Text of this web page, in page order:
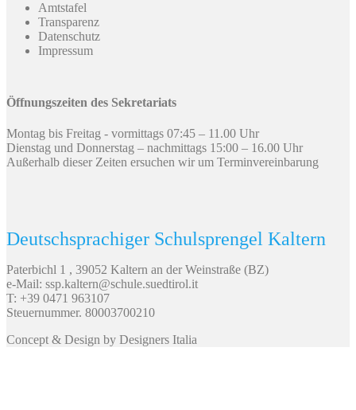
Amtstafel
Transparenz
Datenschutz
Impressum
Öffnungszeiten des Sekretariats
Montag bis Freitag - vormittags 07:45 – 11.00 Uhr
Dienstag und Donnerstag – nachmittags 15:00 – 16.00 Uhr
Außerhalb dieser Zeiten ersuchen wir um Terminvereinbarung
Deutschsprachiger Schulsprengel Kaltern
Paterbichl 1 , 39052 Kaltern an der Weinstraße (BZ)
e-Mail: ssp.kaltern@schule.suedtirol.it
T: +39 0471 963107
Steuernummer. 80003700210
Concept & Design by Designers Italia